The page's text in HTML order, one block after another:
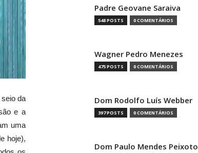
da
e a
uma
hoje),
Padre Geovane Saraiva
548 POSTS 0 COMENTÁRIOS
Wagner Pedro Menezes
475 POSTS 0 COMENTÁRIOS
Dom Rodolfo Luís Webber
397 POSTS 0 COMENTÁRIOS
Dom Paulo Mendes Peixoto